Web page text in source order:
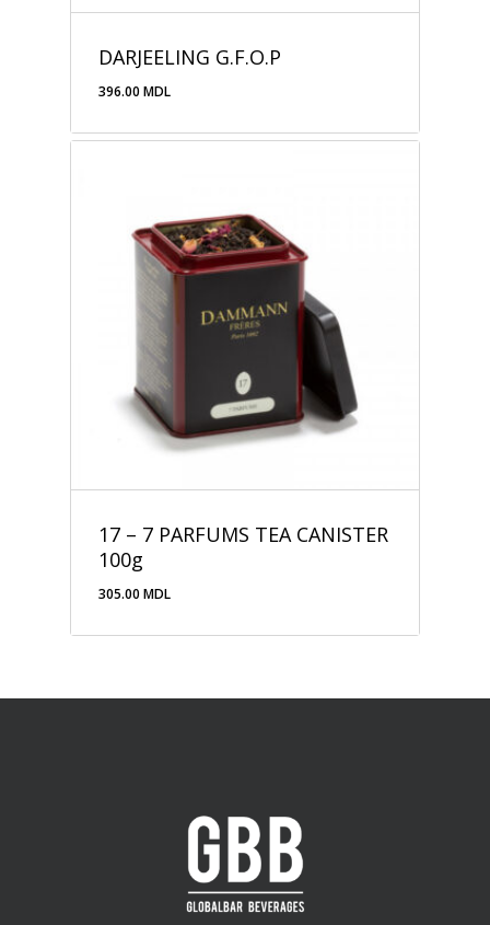
DARJEELING G.F.O.P
396.00 MDL
17 – 7 PARFUMS TEA CANISTER
100g
305.00 MDL